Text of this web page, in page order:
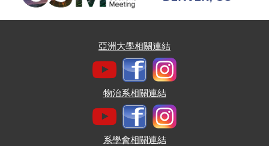
亞洲大學相關連結
物治系相關連結
系學會相關連結